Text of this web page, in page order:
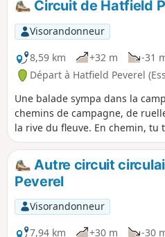
de campagne. Il n'y a que deux
champs, ce qui en fait une
mais comme toutes les
être boueuse après la pluie.
Circuit de Hatfield
Visorandonneur
8,59 km
+32 m -31
Départ à Hatfield Peverel
Une balade sympa dans la
chemins de campagne, de
la rive du fleuve. En chemin,
du XVIIIe siècle, une écluse (et
au nom charmant de World's
paroissiale St. Andrew.
Autre circuit
Peverel
Visorandonneur
7,94 km
+30 m -30